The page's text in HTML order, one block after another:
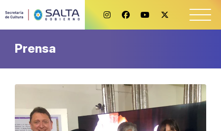
Prensa